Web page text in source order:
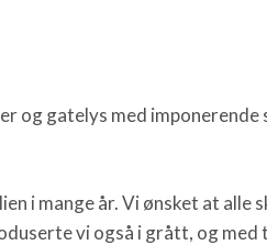
og gatelys med imponerende
mange år. Vi ønsket at alle
vi også i grått, og